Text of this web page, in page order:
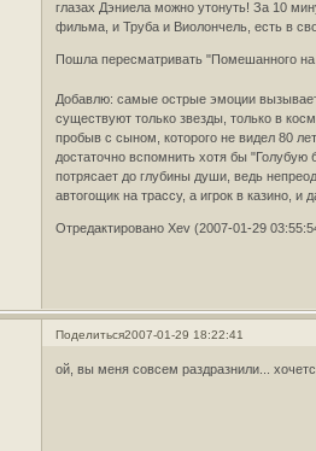
глазах Дэниела можно утонуть! За 10
фильма, и Труба и Виолончель, есть в
Пошла пересматривать "Помешанного на
Добавлю: самые острые эмоции
существуют только звезды, только в
пробыв с сыном, которого не видел 80
достаточно вспомнить хотя бы
потрясает до глубины души, ведь
автогощик на трассу, а игрок в казино,
Отредактировано Xev (2007-01-29
Поделиться2007-01-29 18:22:41
ой, вы меня совсем раздразнили...